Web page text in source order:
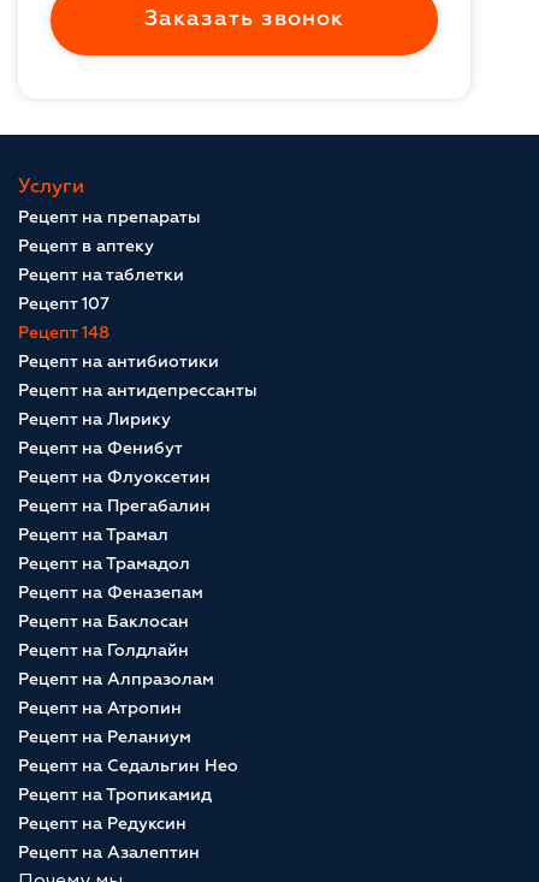
Заказать звонок
Услуги
Рецепт на препараты
Рецепт в аптеку
Рецепт на таблетки
Рецепт 107
Рецепт 148
Рецепт на антибиотики
Рецепт на антидепрессанты
Рецепт на Лирику
Рецепт на Фенибут
Рецепт на Флуоксетин
Рецепт на Прегабалин
Рецепт на Трамал
Рецепт на Трамадол
Рецепт на Феназепам
Рецепт на Баклосан
Рецепт на Голдлайн
Рецепт на Алпразолам
Рецепт на Атропин
Рецепт на Реланиум
Рецепт на Седальгин Нео
Рецепт на Тропикамид
Рецепт на Редуксин
Рецепт на Азалептин